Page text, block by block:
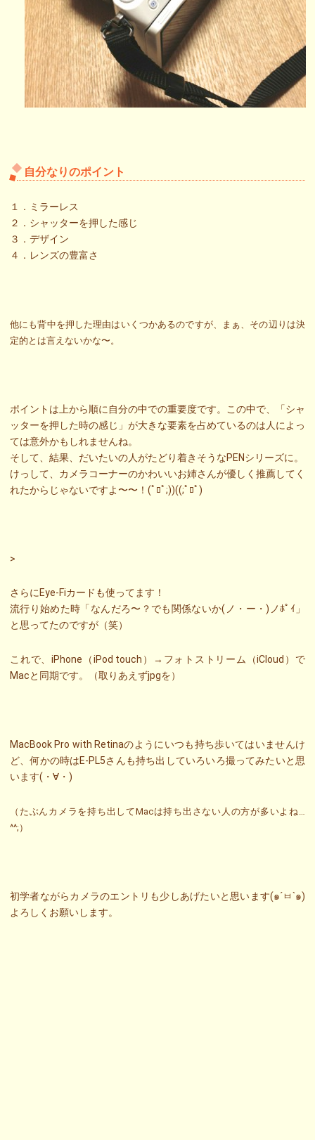
自分なりのポイント
１．ミラーレス
２．シャッターを押した感じ
３．デザイン
４．レンズの豊富さ
他にも背中を押した理由はいくつかあるのですが、まぁ、その辺りは決
定的とは言えないかな〜。
ポイントは上から順に自分の中での重要度です。この中で、「シャ
ッターを押した時の感じ」が大きな要素を占めているのは人によっ
ては意外かもしれませんね。
そして、結果、だいたいの人がたどり着きそうなPENシリーズに。
けっして、カメラコーナーのかわいいお姉さんが優しく推薦してく
れたからじゃないですよ〜〜！(ﾟﾛﾟ;))((;ﾟﾛﾟ)
>
さらにEye-Fiカードも使ってます！
流行り始めた時「なんだろ〜？でも関係ないか(ノ・ー・)ノﾎﾟｲ」
と思ってたのですが（笑）
これで、iPhone（iPod touch）→フォトストリーム（iCloud）で
Macと同期です。（取りあえずjpgを）
MacBook Pro with Retinaのようにいつも持ち歩いてはいませんけ
ど、何かの時はE-PL5さんも持ち出していろいろ撮ってみたいと思
います(・∀・)
（たぶんカメラを持ち出してMacは持ち出さない人の方が多いよね…
^^;）
初学者ながらカメラのエントリも少しあげたいと思います(๑´ㅂ`๑)
よろしくお願いします。